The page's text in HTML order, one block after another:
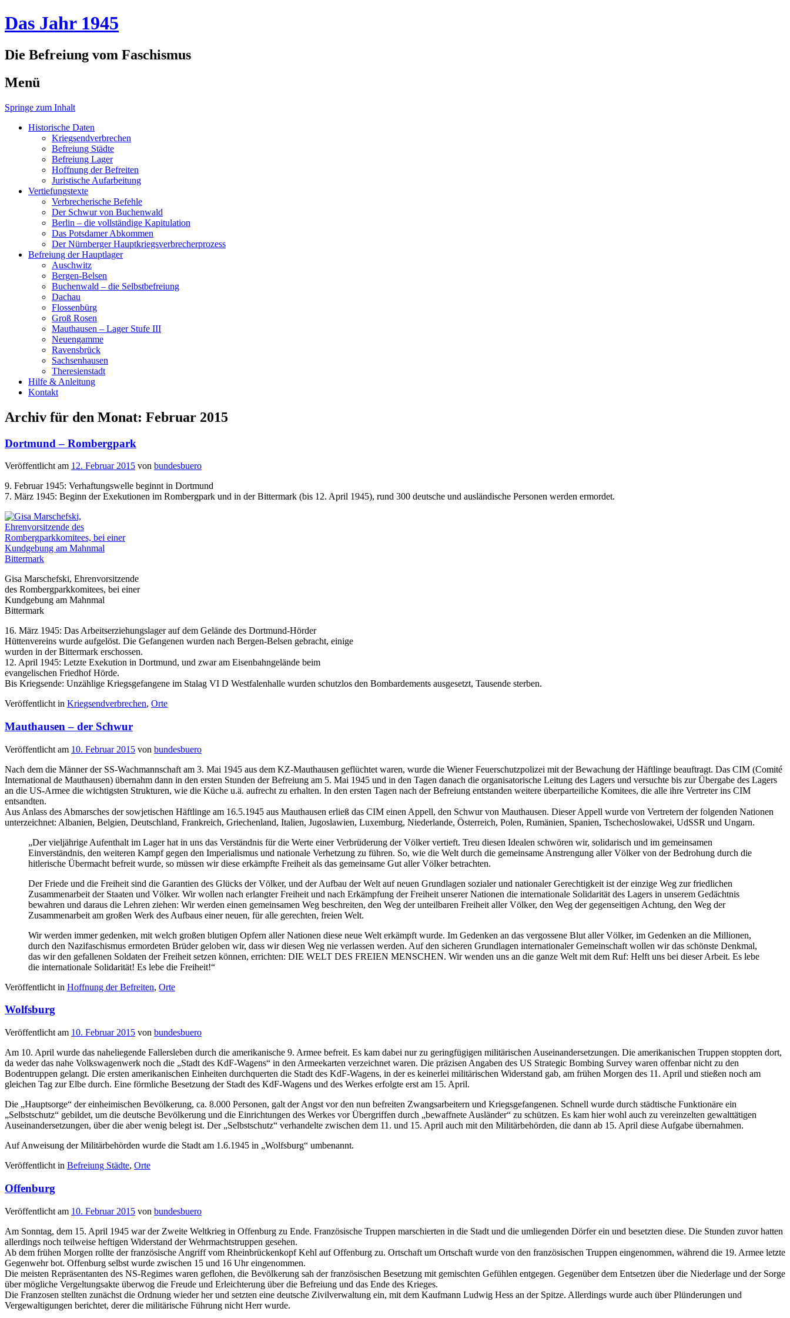
Das Jahr 1945
Die Befreiung vom Faschismus
Menü
Springe zum Inhalt
Historische Daten
Kriegsendverbrechen
Befreiung Städte
Befreiung Lager
Hoffnung der Befreiten
Juristische Aufarbeitung
Vertiefungstexte
Verbrecherische Befehle
Der Schwur von Buchenwald
Berlin – die vollständige Kapitulation
Das Potsdamer Abkommen
Der Nürnberger Hauptkriegsverbrecherprozess
Befreiung der Hauptlager
Auschwitz
Bergen-Belsen
Buchenwald – die Selbstbefreiung
Dachau
Flossenbürg
Groß Rosen
Mauthausen – Lager Stufe III
Neuengamme
Ravensbrück
Sachsenhausen
Theresienstadt
Hilfe & Anleitung
Kontakt
Archiv für den Monat: Februar 2015
Dortmund – Rombergpark
Veröffentlicht am 12. Februar 2015 von bundesbuero
9. Februar 1945: Verhaftungswelle beginnt in Dortmund
7. März 1945: Beginn der Exekutionen im Rombergpark und in der Bittermark (bis 12. April 1945), rund 300 deutsche und ausländische Personen werden ermordet.
Gisa Marschefski, Ehrenvorsitzende
des Rombergparkkomitees, bei einer
Kundgebung am Mahnmal
Bittermark
16. März 1945: Das Arbeitserziehungslager auf dem Gelände des Dortmund-Hörder
Hüttenvereins wurde aufgelöst. Die Gefangenen wurden nach Bergen-Belsen gebracht, einige
wurden in der Bittermark erschossen.
12. April 1945: Letzte Exekution in Dortmund, und zwar am Eisenbahngelände beim
evangelischen Friedhof Hörde.
Bis Kriegsende: Unzählige Kriegsgefangene im Stalag VI D Westfalenhalle wurden schutzlos den Bombardements ausgesetzt, Tausende sterben.
Veröffentlicht in Kriegsendverbrechen, Orte
Mauthausen – der Schwur
Veröffentlicht am 10. Februar 2015 von bundesbuero
Nach dem die Männer der SS-Wachmannschaft am 3. Mai 1945 aus dem KZ-Mauthausen geflüchtet waren, wurde die Wiener Feuerschutzpolizei mit der Bewachung der Häftlinge beauftragt. Das CIM (Comité
International de Mauthausen) übernahm dann in den ersten Stunden der Befreiung am 5. Mai 1945 und in den Tagen danach die organisatorische Leitung des Lagers und versuchte bis zur Übergabe des Lagers
an die US-Armee die wichtigsten Strukturen, wie die Küche u.ä. aufrecht zu erhalten. In den ersten Tagen nach der Befreiung entstanden weitere überparteiliche Komitees, die alle ihre Vertreter ins CIM
entsandten.
Aus Anlass des Abmarsches der sowjetischen Häftlinge am 16.5.1945 aus Mauthausen erließ das CIM einen Appell, den Schwur von Mauthausen. Dieser Appell wurde von Vertretern der folgenden Nationen
unterzeichnet: Albanien, Belgien, Deutschland, Frankreich, Griechenland, Italien, Jugoslawien, Luxemburg, Niederlande, Österreich, Polen, Rumänien, Spanien, Tschechoslowakei, UdSSR und Ungarn.
„Der vieljährige Aufenthalt im Lager hat in uns das Verständnis für die Werte einer Verbrüderung der Völker vertieft. Treu diesen Idealen schwören wir, solidarisch und im gemeinsamen
Einverständnis, den weiteren Kampf gegen den Imperialismus und nationale Verhetzung zu führen. So, wie die Welt durch die gemeinsame Anstrengung aller Völker von der Bedrohung durch die
hitlerische Übermacht befreit wurde, so müssen wir diese erkämpfte Freiheit als das gemeinsame Gut aller Völker betrachten.
Der Friede und die Freiheit sind die Garantien des Glücks der Völker, und der Aufbau der Welt auf neuen Grundlagen sozialer und nationaler Gerechtigkeit ist der einzige Weg zur friedlichen
Zusammenarbeit der Staaten und Völker. Wir wollen nach erlangter Freiheit und nach Erkämpfung der Freiheit unserer Nationen die internationale Solidarität des Lagers in unserem Gedächtnis
bewahren und daraus die Lehren ziehen: Wir werden einen gemeinsamen Weg beschreiten, den Weg der unteilbaren Freiheit aller Völker, den Weg der gegenseitigen Achtung, den Weg der
Zusammenarbeit am großen Werk des Aufbaus einer neuen, für alle gerechten, freien Welt.
Wir werden immer gedenken, mit welch großen blutigen Opfern aller Nationen diese neue Welt erkämpft wurde. Im Gedenken an das vergossene Blut aller Völker, im Gedenken an die Millionen,
durch den Nazifaschismus ermordeten Brüder geloben wir, dass wir diesen Weg nie verlassen werden. Auf den sicheren Grundlagen internationaler Gemeinschaft wollen wir das schönste Denkmal,
das wir den gefallenen Soldaten der Freiheit setzen können, errichten: DIE WELT DES FREIEN MENSCHEN. Wir wenden uns an die ganze Welt mit dem Ruf: Helft uns bei dieser Arbeit. Es lebe
die internationale Solidarität! Es lebe die Freiheit!“
Veröffentlicht in Hoffnung der Befreiten, Orte
Wolfsburg
Veröffentlicht am 10. Februar 2015 von bundesbuero
Am 10. April wurde das naheliegende Fallersleben durch die amerikanische 9. Armee befreit. Es kam dabei nur zu geringfügigen militärischen Auseinandersetzungen. Die amerikanischen Truppen stoppten dort,
da weder das nahe Volkswagenwerk noch die „Stadt des KdF-Wagens“ in den Armeekarten verzeichnet waren. Die präzisen Angaben des US Strategic Bombing Survey waren offenbar nicht zu den
Bodentruppen gelangt. Die ersten amerikanischen Einheiten durchquerten die Stadt des KdF-Wagens, in der es keinerlei militärischen Widerstand gab, am frühen Morgen des 11. April und stießen noch am
gleichen Tag zur Elbe durch. Eine förmliche Besetzung der Stadt des KdF-Wagens und des Werkes erfolgte erst am 15. April.
Die „Hauptsorge“ der einheimischen Bevölkerung, ca. 8.000 Personen, galt der Angst vor den nun befreiten Zwangsarbeitern und Kriegsgefangenen. Schnell wurde durch städtische Funktionäre ein
„Selbstschutz“ gebildet, um die deutsche Bevölkerung und die Einrichtungen des Werkes vor Übergriffen durch „bewaffnete Ausländer“ zu schützen. Es kam hier wohl auch zu vereinzelten gewalttätigen
Auseinandersetzungen, über die aber wenig belegt ist. Der „Selbstschutz“ verhandelte zwischen dem 11. und 15. April auch mit den Militärbehörden, die dann ab 15. April diese Aufgabe übernahmen.
Auf Anweisung der Militärbehörden wurde die Stadt am 1.6.1945 in „Wolfsburg“ umbenannt.
Veröffentlicht in Befreiung Städte, Orte
Offenburg
Veröffentlicht am 10. Februar 2015 von bundesbuero
Am Sonntag, dem 15. April 1945 war der Zweite Weltkrieg in Offenburg zu Ende. Französische Truppen marschierten in die Stadt und die umliegenden Dörfer ein und besetzten diese. Die Stunden zuvor hatten
allerdings noch teilweise heftigen Widerstand der Wehrmachtstruppen gesehen.
Ab dem frühen Morgen rollte der französische Angriff vom Rheinbrückenkopf Kehl auf Offenburg zu. Ortschaft um Ortschaft wurde von den französischen Truppen eingenommen, während die 19. Armee letzte
Gegenwehr bot. Offenburg selbst wurde zwischen 15 und 16 Uhr eingenommen.
Die meisten Repräsentanten des NS-Regimes waren geflohen, die Bevölkerung sah der französischen Besetzung mit gemischten Gefühlen entgegen. Gegenüber dem Entsetzen über die Niederlage und der Sorge
über mögliche Vergeltungsakte überwog die Freude und Erleichterung über die Befreiung und das Ende des Krieges.
Die Franzosen stellten zunächst die Ordnung wieder her und setzten eine deutsche Zivilverwaltung ein, mit dem Kaufmann Ludwig Hess an der Spitze. Allerdings wurde auch über Plünderungen und
Vergewaltigungen berichtet, derer die militärische Führung nicht Herr wurde.